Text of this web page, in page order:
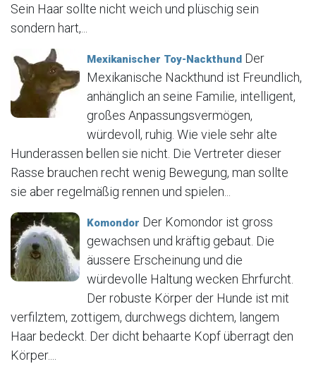
Sein Haar sollte nicht weich und plüschig sein
sondern hart,...
Mexikanischer Toy-Nackthund Der
Mexikanische Nackthund ist Freundlich,
anhänglich an seine Familie, intelligent,
großes Anpassungsvermögen,
würdevoll, ruhig. Wie viele sehr alte
Hunderassen bellen sie nicht. Die Vertreter dieser
Rasse brauchen recht wenig Bewegung, man sollte
sie aber regelmäßig rennen und spielen...
Komondor Der Komondor ist gross
gewachsen und kräftig gebaut. Die
äussere Erscheinung und die
würdevolle Haltung wecken Ehrfurcht.
Der robuste Körper der Hunde ist mit
verfilztem, zottigem, durchwegs dichtem, langem
Haar bedeckt. Der dicht behaarte Kopf überragt den
Körper....